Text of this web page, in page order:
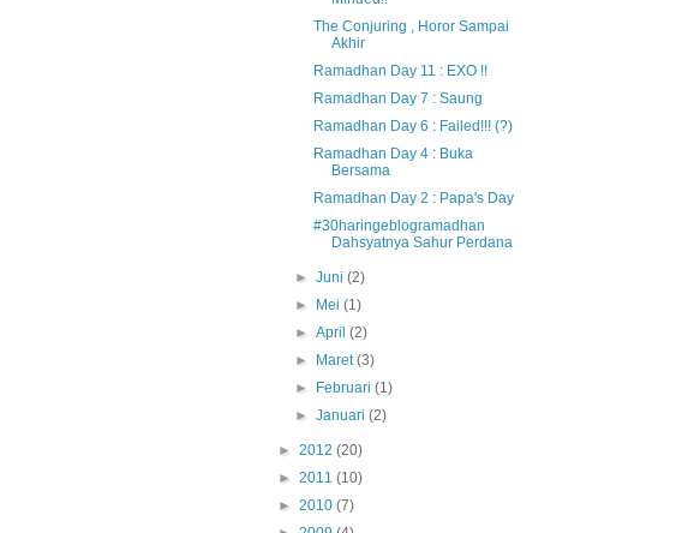
The Conjuring , Horor Sampai
Akhir
Ramadhan Day 11 : EXO !!
Ramadhan Day 7 : Saung
Ramadhan Day 6 : Failed!!! (?)
Ramadhan Day 4 : Buka
Bersama
Ramadhan Day 2 : Papa's Day
#30haringeblogramadhan
Dahsyatnya Sahur Perdana
►Juni(2)
► Mei(1)
►April(2)
► Maret(3)
► Februari(1)
►Januari(2)
► 2012 (20)
► 2011 (10)
► 2010 (7)